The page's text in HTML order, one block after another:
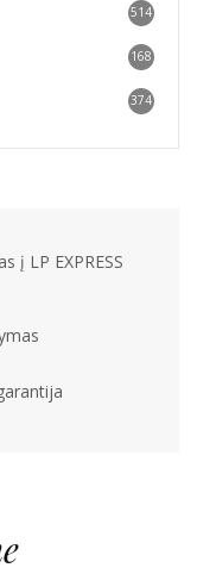
514
168
374
į LP EXPRESS